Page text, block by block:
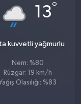
13°
kuvvetli yağmurlu
Nem: %80
Rüzgar: 19 km/h
Yağış Olasılığı: %83